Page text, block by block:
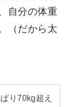
自分の体重
（だから太
り70kg超え